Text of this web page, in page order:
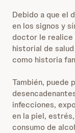
Debido a que el
en los signos y
doctor le realice
historial de
como historia
También, puede
infecciones,
en la piel,
consumo de